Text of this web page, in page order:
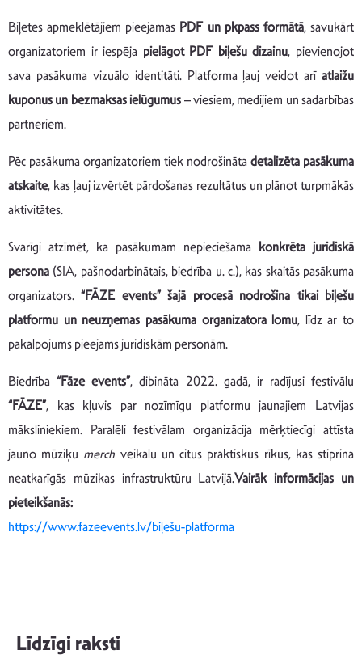
Biļetes apmeklētājiem pieejamas PDF un pkpass formātā, savukārt
organizatoriem ir iespēja pielāgot PDF biļešu dizainu, pievienojot
sava pasākuma vizuālo identitāti. Platforma ļauj veidot arī atlaižu
kuponus un bezmaksas ielūgumus– viesiem, medijiem un sadarbības
partneriem.
Pēc pasākuma organizatoriem tiek nodrošināta detalizēta pasākuma
atskaite, kas ļauj izvērtēt pārdošanas rezultātus un plānot turpmākās
aktivitātes.
Svarīgi atzīmēt, ka pasākumam nepieciešama konkrēta juridiskā
persona (SIA, pašnodarbinātais, biedrība u. c.), kas skaitās pasākuma
organizators.“FĀZE events” šajā procesā nodrošina tikai biļešu
platformu un neuzņemas pasākuma organizatora lomu, līdz ar to
pakalpojums pieejams juridiskām personām.
Biedrība“Fāze events”, dibināta 2022. gadā, ir radījusi festivālu
“FĀZE”, kas kļuvis par nozīmīgu platformu jaunajiem Latvijas
māksliniekiem. Paralēli festivālam organizācija mērķtiecīgi attīsta
jauno mūziķu merch veikalu un citus praktiskus rīkus, kas stiprina
neatkarīgās mūzikas infrastruktūru Latvijā.Vairāk informācijas un
pieteikšanās:
https://www.fazeevents.lv/biļešu-platforma
Līdzīgi raksti